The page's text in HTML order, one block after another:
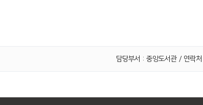
담당부서 : 중앙도서관 / 연락